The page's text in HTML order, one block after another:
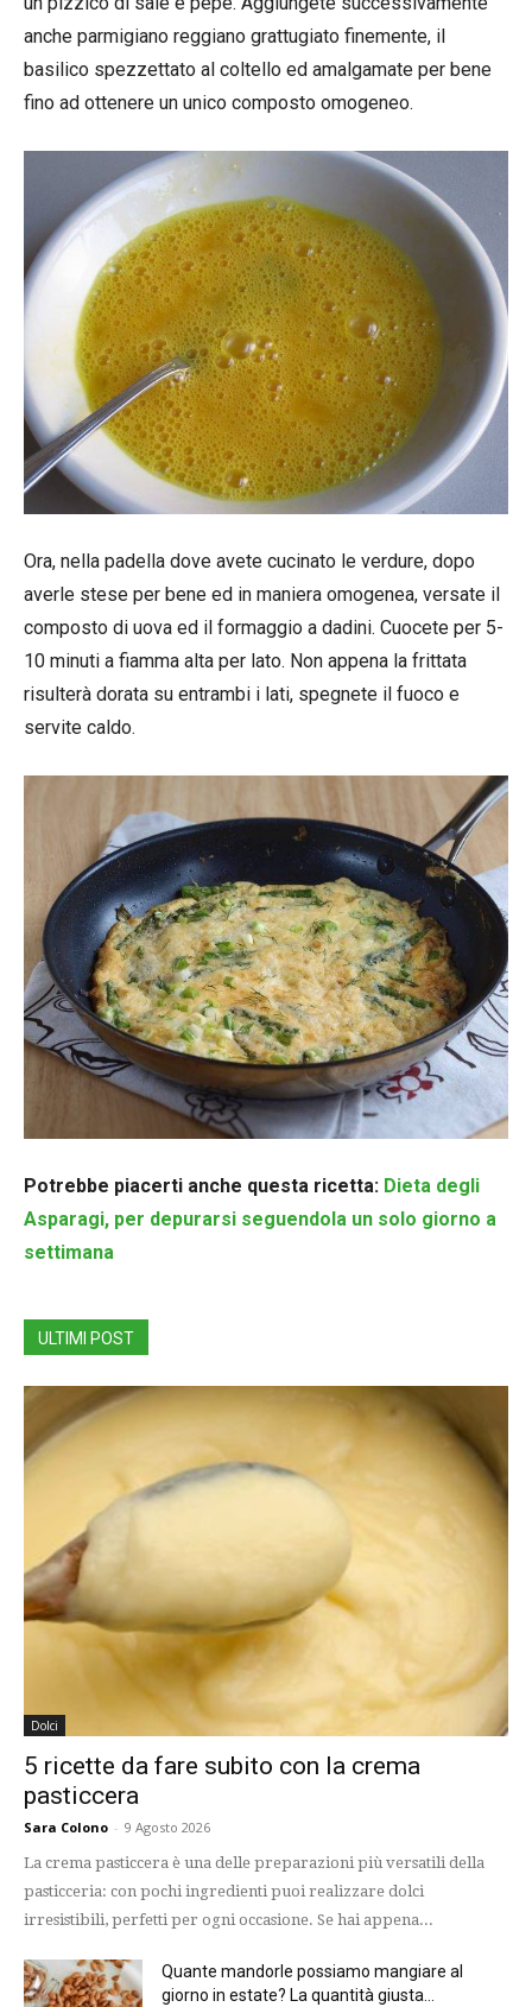
anche parmigiano reggiano grattugiato finemente, il
basilico spezzettato al coltello ed amalgamate per bene
fino ad ottenere un unico composto omogeneo.
Ora, nella padella dove avete cucinato le verdure, dopo
averle stese per bene ed in maniera omogenea, versate il
composto di uova ed il formaggio a dadini. Cuocete per 5-
10 minuti a fiamma alta per lato. Non appena la frittata
risulterà dorata su entrambi i lati, spegnete il fuoco e
servite caldo.
Potrebbe piacerti anche questa ricetta: Dieta degli
Asparagi, per depurarsi seguendola un solo giorno a
settimana
ULTIMI POST
Dolci
5 ricette da fare subito con la crema
pasticcera
Sara Colono - 9 Agosto 2026
La crema pasticcera è una delle preparazioni più versatili della
pasticceria: con pochi ingredienti puoi realizzare dolci
irresistibili, perfetti per ogni occasione. Se hai appena...
Quante mandorle possiamo mangiare al
giorno in estate? La quantità giusta...